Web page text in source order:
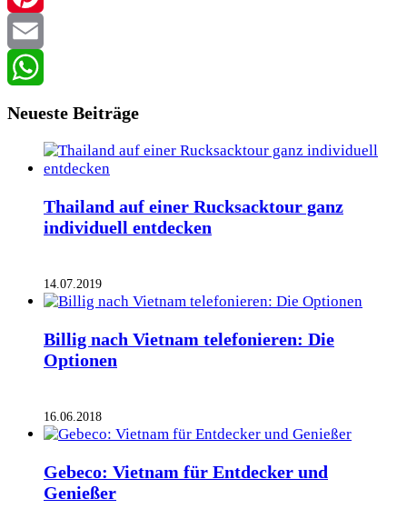
Pinterest
Email
Neueste Beiträge
Thailand auf einer Rucksacktour ganz
individuell entdecken
14.07.2019
Billig nach Vietnam telefonieren: Die
Optionen
16.06.2018
Gebeco: Vietnam für Entdecker und
Genießer